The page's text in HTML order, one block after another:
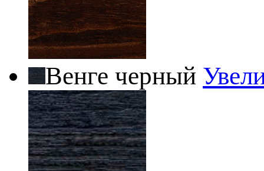
Венге черный